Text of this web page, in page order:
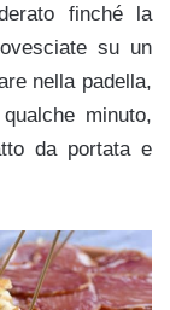
finché la
su un
nella padella,
minuto,
da portata e